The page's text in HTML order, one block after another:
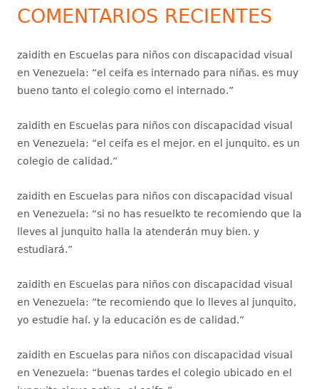
COMENTARIOS RECIENTES
zaidith en Escuelas para niños con discapacidad visual
en Venezuela: “el ceifa es internado para niñas. es muy
bueno tanto el colegio como el internado.”
zaidith en Escuelas para niños con discapacidad visual
en Venezuela: “el ceifa es el mejor. en el junquito. es un
colegio de calidad.”
zaidith en Escuelas para niños con discapacidad visual
en Venezuela: “si no has resuelkto te recomiendo que la
lleves al junquito halla la atenderán muy bien. y
estudiará.”
zaidith en Escuelas para niños con discapacidad visual
en Venezuela: “te recomiendo que lo lleves al junquito,
yo estudie haí. y la educación es de calidad.”
zaidith en Escuelas para niños con discapacidad visual
en Venezuela: “buenas tardes el colegio ubicado en el